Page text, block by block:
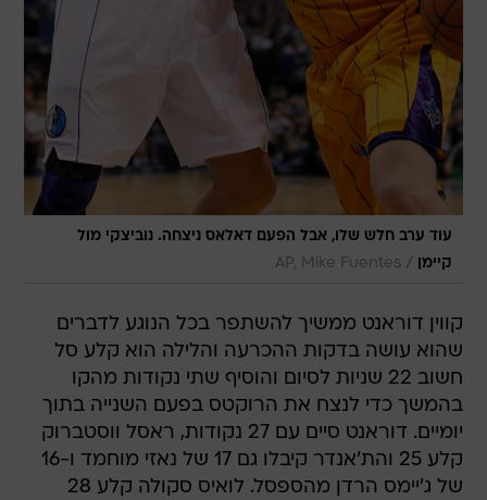
עוד ערב חלש שלו, אבל הפעם דאלאס ניצחה. נוביצקי מול
קיימן
/
AP, Mike Fuentes
קווין דוראנט ממשיך להשתפר בכל הנוגע לדברים
שהוא עושה בדקות ההכרעה והלילה הוא קלע סל
חשוב 22 שניות לסיום והוסיף שתי נקודות מהקו
בהמשך כדי לנצח את הרוקטס בפעם השנייה בתוך
יומיים. דוראנט סיים עם 27 נקודות, ראסל ווסטברוק
קלע 25 והת'אנדר קיבלו גם 17 של נאזי מוחמד ו-16
של ג'יימס הרדן מהספסל. לואיס סקולה קלע 28